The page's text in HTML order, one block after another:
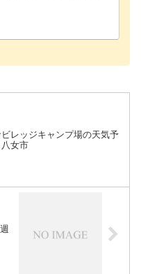
レッジキャンプ場の天気予
女市